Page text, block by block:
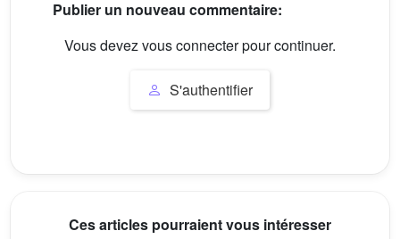
Publier un nouveau commentaire:
Vous devez vous connecter pour continuer.
S'authentifier
Ces articles pourraient vous intéresser